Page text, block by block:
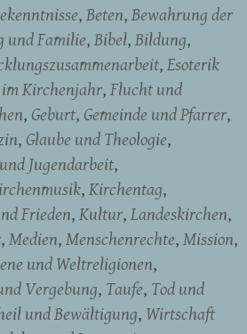
Beten Bewahrung der
und Familie Bibel Bildung
Esoterik
im Kirchenjahr Flucht und
Geburt Gemeinde und Pfarrer
Glaube und Theologie
Jugendarbeit
Kirchentag
Frieden Kultur Landeskirchen
Medien Menschenrechte Mission
und Weltreligionen
Vergebung Taufe Tod und
und Bewältigung Wirtschaft